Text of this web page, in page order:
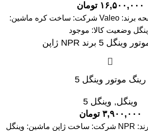
۱۶,۵۰۰,۰۰۰ تومان
نام کالا: دیسک و صفحه برند: Valeo شرکت: ساخت کره ماشین:
وضعیت کالا: موجود
رینگ موتور وینگل 5
وینگل, وینگل 5
۳,۹۰۰,۰۰۰ تومان
نام کالا: رینگ موتور برند: NPR شرکت: ساخت ژاپن ماشین: وینگل